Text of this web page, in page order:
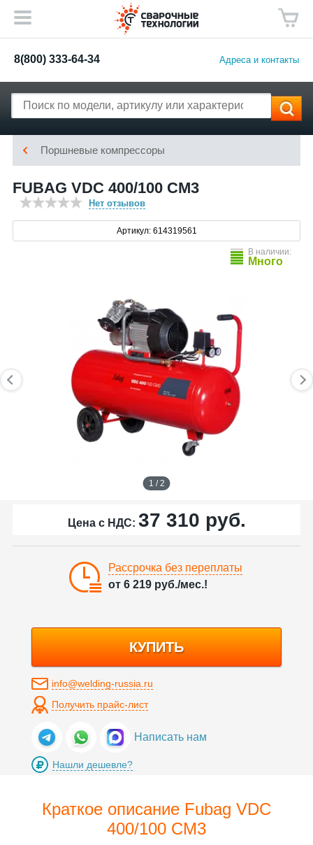
8(800) 333-64-34 Адреса и контакты
Поршневые компрессоры
FUBAG VDC 400/100 CM3
Нет отзывов
Артикул: 614319561
В наличии:
Много
1 / 2
Цена с НДС: 37 310 руб.
Рассрочка без переплаты
от 6 219 руб./мес.!
КУПИТЬ
info@welding-russia.ru
Получить прайс-лист
Написать нам
Нашли дешевле?
Краткое описание Fubag VDC
400/100 CM3